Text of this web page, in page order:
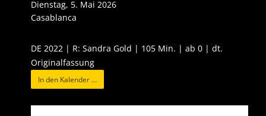
Dienstag, 5. Mai 2026
Casablanca
DE 2022 | R: Sandra Gold | 105 Min. | ab 0 | dt.
Originalfassung
In den Kalender …